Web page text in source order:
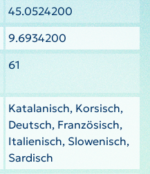
45.0524200
9.6934200
61
Katalanisch, Korsisch,
Deutsch, Französisch,
Italienisch, Slowenisch,
Sardisch